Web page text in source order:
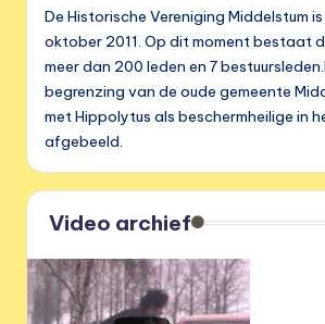
De Historische Vereniging Middelstum
oktober 2011. Op dit moment bestaat
meer dan 200 leden en 7
begrenzing van de oude gemeente
met Hippolytus als beschermheilige in
afgebeeld.
Video archief